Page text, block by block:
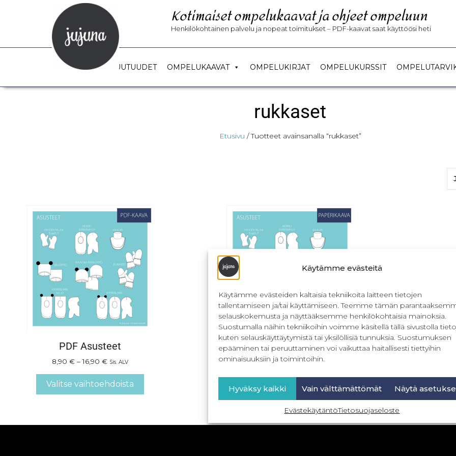
Käytämme evästeitä
Käytämme evästeiden kaltaisia tekniikoita laitteen tietojen
tallentamiseen ja/tai käyttämiseen. Teemme tämän
selauskokemusta ja näyttääksemme henkilökohtaisia mainoksia.
Suostumalla näihin tekniikoihin voimme käsitellä tällä sivustolla
kuten selauskäyttäytymistä tai yksilöllisiä tunnuksia. Suostumuksen
epääminen tai peruuttaminen voi vaikuttaa haitallisesti tiettyihin
ominaisuuksiin ja toimintoihin.
Hyväksy kaikki Vain välttämättömät Näytä
EvästekäytäntöTietosuojaseloste
Kotimaiset ompelukaavat ja ohjeet ompeluun
Henkilökohtainen palvelu ja nopeat toimitukset – PDF-kaavat saat käyttöösi heti
UUTUUDET OMPELUKAAVAT OMPELUKIRJAT OMPELUKURSSIT
rukkaset
Etusivu / Tuotteet avainsanalla “rukkaset”
PDF Asusteet
8,90 € – 16,90 € Sis. ALV
Valitse vaihtoehdoista
Asusteet
19,90€ Sis. ALV
Lisää ostoskoriin